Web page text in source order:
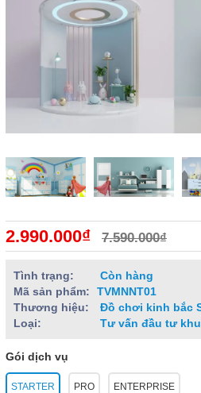
2.990.000₫ 7.590.000₫
Tình trạng:
Còn hàng
Mã sản phẩm:
TVMNNT01
Thương hiệu:
Đồ chơi kinh bắc
Loại:
Tư vấn đầu tư
Gói dịch vụ
STARTER PRO ENTERPRISE